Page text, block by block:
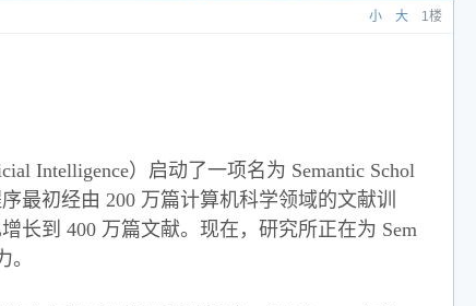
小 大 1楼
Intelligence）启动了一项名为 Semantic Schol
最初经由 200 万篇计算机科学领域的文献训
长到 400 万篇文献。现在，研究所正在为 Sem